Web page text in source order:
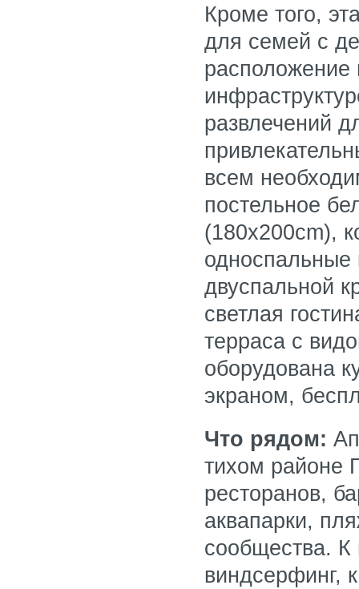
Кроме того,
для семей с
расположение
развлечений
всем
постельное
(180x200cm),
односпальные
двуспальной
светлая
терраса с
оборудована
экраном,
Что рядом:
тихом районе
ресторанов,
аквапарки,
сообщества.
виндсерфинг,